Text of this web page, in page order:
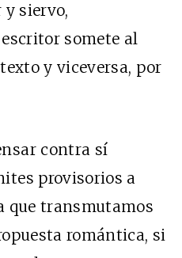
y siervo,
somete al
y viceversa, por
contra sí
provisorios a
transmutamos
romántica, si